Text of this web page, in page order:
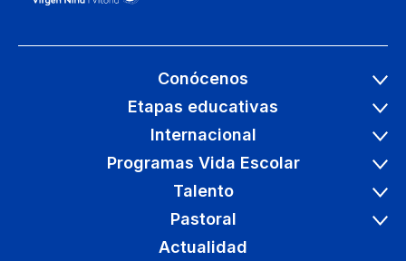
Conócenos
Etapas educativas
Internacional
Programas Vida Escolar
Talento
Pastoral
Actualidad